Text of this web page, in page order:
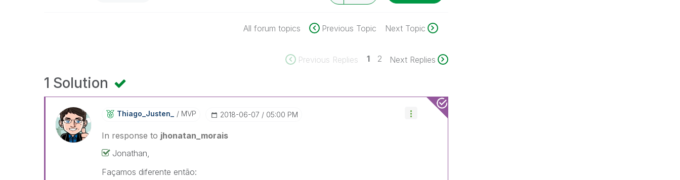
All forum topics Previous Topic Next Topic
Previous Replies 1 2 Next Replies
1 Solution
Thiago_Justen_ MVP ‎2018-06-07 05:00 PM
In response to jhonatan_morais
Jonathan,
Façamos diferente então: